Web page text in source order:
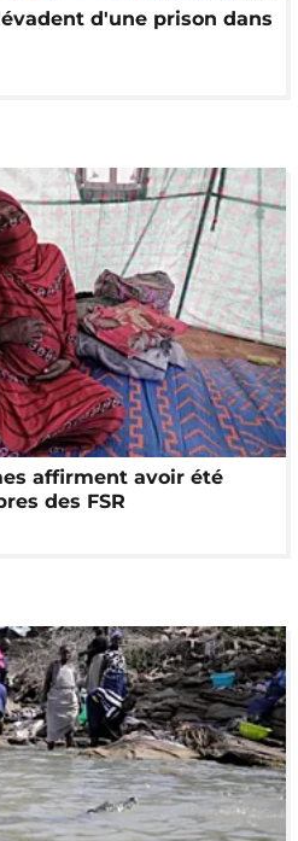
d'une prison dans
affirment avoir été
des FSR